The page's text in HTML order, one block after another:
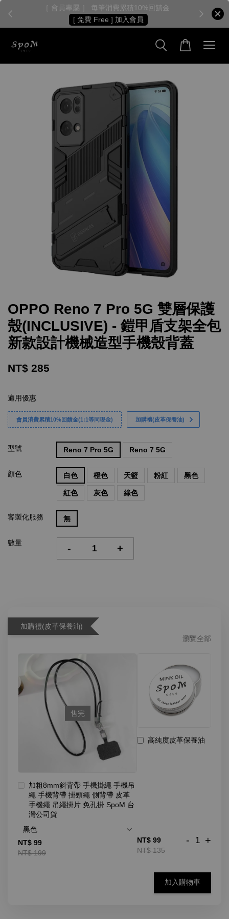
［ 會員專屬 ］ 每筆消費累積10%回饋金
[ 免費 Free ] 加入會員
OPPO Reno 7 Pro 5G 雙層保護
殼(INCLUSIVE) - 鎧甲盾支架全包
新款設計機械造型手機殼背蓋
NT$ 285
適用優惠
會員消費累積10%回饋金(1:1等同現金) 加購禮(皮革保養油)
型號 Reno 7 Pro 5G Reno 7 5G
顏色 白色 橙色 天籃 粉紅 黑色
紅色 灰色 綠色
客製化服務 無
數量 - +
加購禮(皮革保養油)
瀏覽全部
售完
加粗8mm斜背帶 手機掛繩 手機吊
繩 手機背帶 掛頸繩 側背帶 皮革
手機繩 吊繩掛片 免孔掛 SpoM 台
灣公司貨
NT$ 99
NT$ 199
高純度皮革保養油
NT$ 99
NT$ 135
- +
加入購物車